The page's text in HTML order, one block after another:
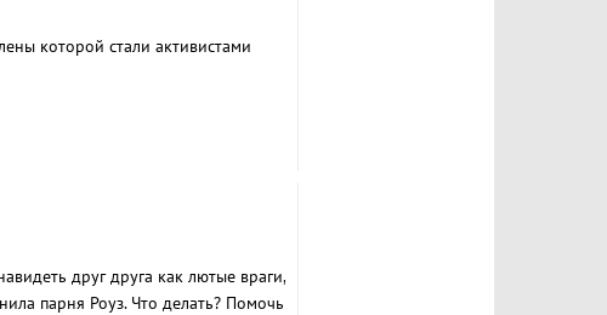
которой стали активистами
друг друга как лютые враги,
парня Роуз. Что делать? Помочь